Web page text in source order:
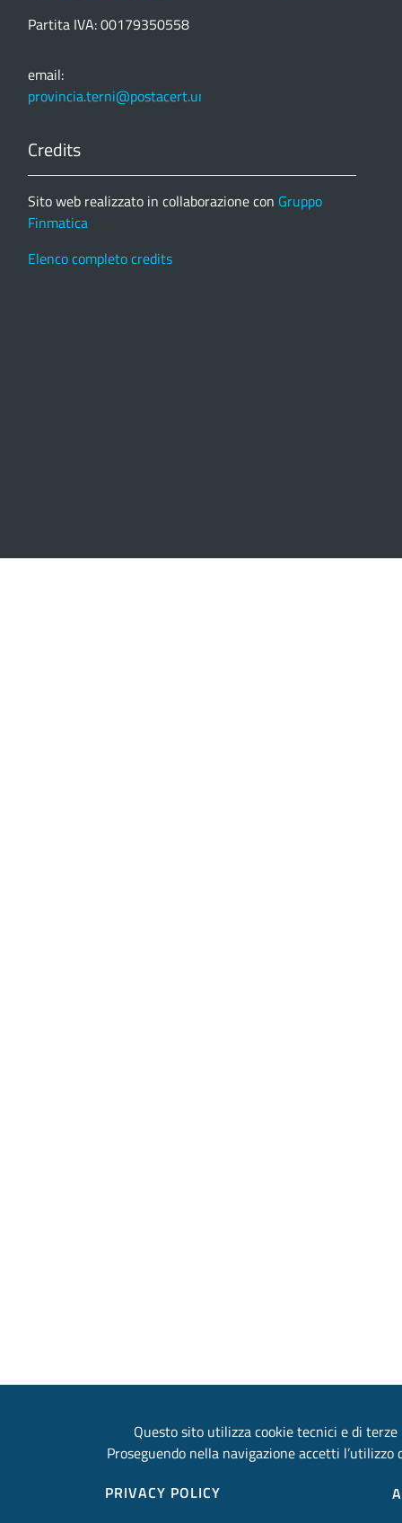
Partita IVA: 00179350558
email:
provincia.terni@postacert.umbria.it
Credits
Sito web realizzato in collaborazione con Gruppo
Finmatica
Elenco completo credits
Questo sito utilizza cookie tecnici e di
Proseguendo nella navigazione accetti l’utilizzo
PRIVACY POLICY